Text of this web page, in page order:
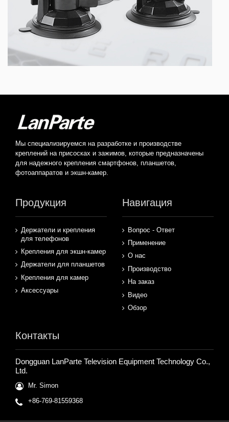
Мы специализируемся на разработке и производстве
креплений на присосках и зажимов, которые предназначены
для надежного крепления смартфонов, планшетов,
фотоаппаратов и экшн-камер.
Продукция
Держатели и крепления
для телефонов
Крепления для экшн-камер
Держатели для планшетов
Крепления для камер
Аксессуары
Навигация
Вопрос - Ответ
Применение
О нас
Производство
На заказ
Видео
Обзор
Контакты
Dongguan LanParte Television Equipment Technology Co.,
Ltd.
Mr. Simon
+86-769-81559368